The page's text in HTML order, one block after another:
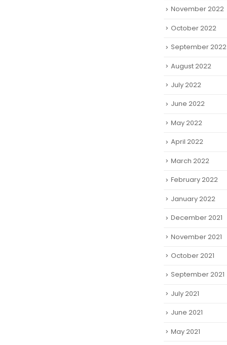
November 2022
October 2022
September 2022
August 2022
July 2022
June 2022
May 2022
April 2022
March 2022
February 2022
January 2022
December 2021
November 2021
October 2021
September 2021
July 2021
June 2021
May 2021